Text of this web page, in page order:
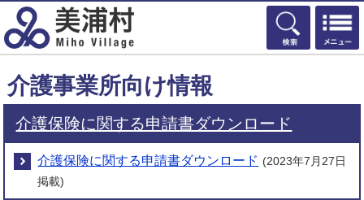
検索
介護事業所向け情報
介護保険に関する申請書ダウンロード
介護保険に関する申請書ダウンロード (2023年7月27日
掲載)